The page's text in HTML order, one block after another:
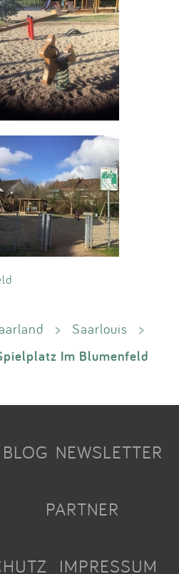
> Saarlouis
>
Im Blumenfeld
BLOG NEWSLETTER
PARTNER
IMPRESSUM